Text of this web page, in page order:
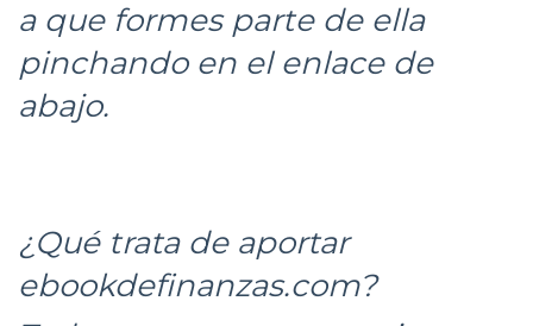
a que formes parte de ella
pinchando en el enlace de
abajo.
¿Qué trata de aportar
ebookdefinanzas.com?